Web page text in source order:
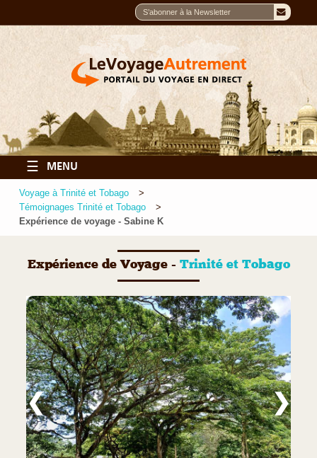
☰ MENU
Voyage à Trinité et Tobago
Témoignages Trinité et Tobago
Expérience de voyage - Sabine K
Expérience de Voyage - Trinité et Tobago
❮ ❯